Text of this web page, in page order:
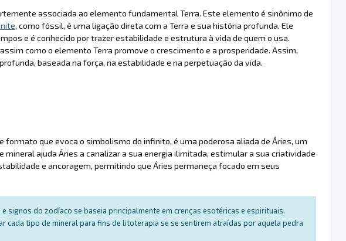
associada ao elemento fundamental Terra. Este elemento é sinônimo de
, como fóssil, é uma ligação direta com a Terra e sua história profunda. Ele
e é conhecido por trazer estabilidade e estrutura à vida de quem o usa.
como o elemento Terra promove o crescimento e a prosperidade. Assim,
baseada na força, na estabilidade e na perpetuação da vida.
formato que evoca o simbolismo do infinito, é uma poderosa aliada de Áries, um
mineral ajuda Áries a canalizar a sua energia ilimitada, estimular a sua criatividade
e ancoragem, permitindo que Áries permaneça focado em seus
signos do zodíaco se baseia principalmente em crenças esotéricas e espirituais.
cada tipo de mineral para fins de litoterapia se se sentirem atraídas por aquela pedra